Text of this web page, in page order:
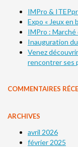
IMPro &
Expo « Jeux en
IMPro :
Inauguration
Venez
rencontrer ses
COMMENTAIRES
ARCHIVES
avril 2026
février 2025